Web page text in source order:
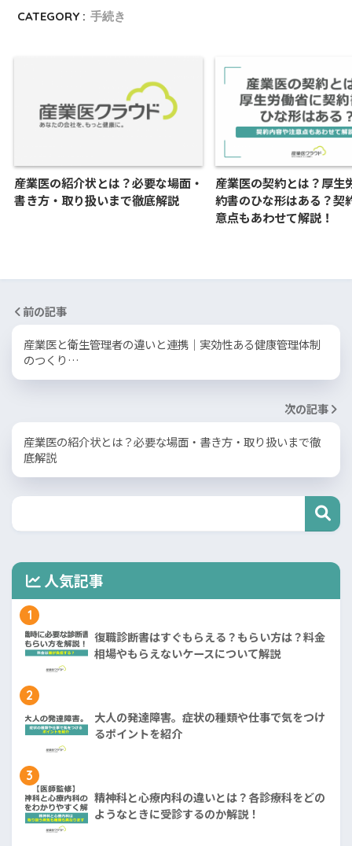
CATEGORY : 手続き
産業医の紹介状とは？必要な場面・
書き方・取り扱いまで徹底解説
産業医の契約とは？厚生
約書のひな形はある？契
意点もあわせて解説！
前の記事
産業医と衛生管理者の違いと連携｜実効性ある健康管理体制
のつくり…
次の記事
産業医の紹介状とは？必要な場面・書き方・取り扱いまで徹
底解説
人気記事
1
復職診断書はすぐもらえる？もらい方は？料金
相場やもらえないケースについて解説
2
大人の発達障害。症状の種類や仕事で気をつけ
るポイントを紹介
3
精神科と心療内科の違いとは？各診療科をどの
ようなときに受診するのか解説！